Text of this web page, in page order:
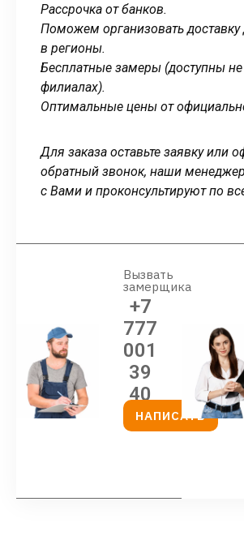
Рассрочка от банков.
Поможем организовать доставку
в регионы.
Бесплатные замеры (доступны не
филиалах).
Оптимальные цены от
Для заказа оставьте заявку или
обратный звонок, наши
с Вами и проконсультируют по
Вызвать
замерщика
+7
777
001
39
40
НАПИСАТЬ